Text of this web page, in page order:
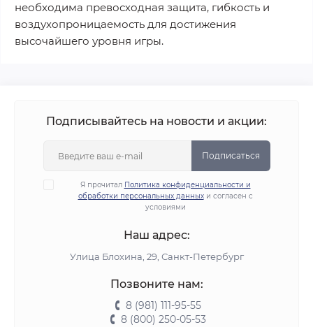
необходима превосходная защита, гибкость и
воздухопроницаемость для достижения
высочайшего уровня игры.
Подписывайтесь на новости и акции:
Подписаться
Я прочитал Политика конфиденциальности и
обработки персональных данныхи согласен с
условиями
Наш адрес:
Улица Блохина, 29, Санкт-Петербург
Позвоните нам:
8 (981) 111-95-55
8 (800) 250-05-53